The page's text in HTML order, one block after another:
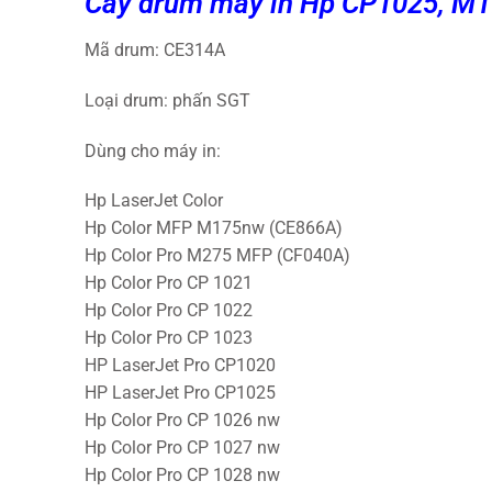
Mã drum: CE314A
Loại drum: phấn SGT
Dùng cho máy in:
Hp LaserJet Color
Hp Color MFP M175nw (CE866A)
Hp Color Pro M275 MFP (CF040A)
Hp Color Pro CP 1021
Hp Color Pro CP 1022
Hp Color Pro CP 1023
HP LaserJet Pro CP1020
HP LaserJet Pro CP1025
Hp Color Pro CP 1026 nw
Hp Color Pro CP 1027 nw
Hp Color Pro CP 1028 nw